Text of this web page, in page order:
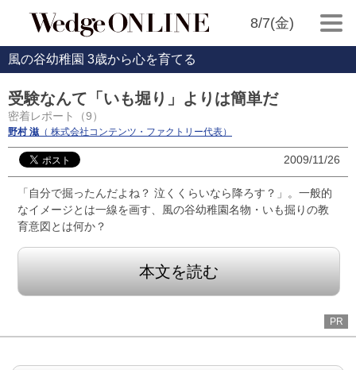
8/7(金)
風の谷幼稚園 3歳から心を育てる
受験なんて「いも堀り」よりは簡単だ
密着レポート（9）
野村 滋 （ 株式会社コンテンツ・ファクトリー代表）
2009/11/26
「自分で掘ったんだよね？ 泣くくらいなら降ろす？」。一般的
なイメージとは一線を画す、風の谷幼稚園名物・いも掘りの教
育意図とは何か？
本文を読む
PR